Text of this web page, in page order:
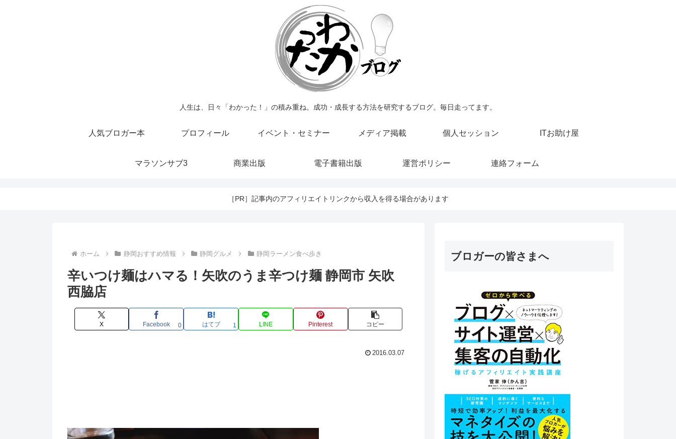
人生は、日々「わかった！」の積み重ね。成功・成長する方法を研究するブログ。毎日走ってます。
人気ブロガー本 プロフィール イベント・セミナー メディア掲載 個人セッション ITお助け屋
マラソンサブ3 商業出版 電子書籍出版 運営ポリシー 連絡フォーム
［PR］記事内のアフィリエイトリンクから収入を得る場合があります
ホーム 静岡おすすめ情報 静岡グルメ 静岡ラーメン食べ歩き
辛いつけ麺はハマる！矢吹のうま辛つけ麺 静岡市 矢吹
西脇店
X Facebook 0 はてブ 1 LINE Pinterest コピー
2016.03.07
ブロガーの皆さまへ